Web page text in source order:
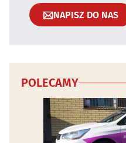
NAPISZ DO NAS
POLECAMY